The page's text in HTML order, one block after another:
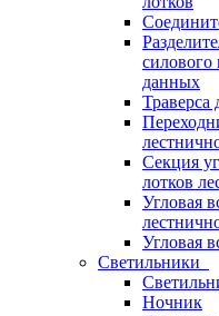
силового
данных
Траверса
Секция
лотков
Угловая
Угловая
Светильники
Ночник